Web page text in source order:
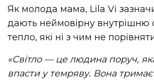
Як молода мама, Lila Vi
дають неймовірну внутрішню
тепло, які ні з чим не
«Світло — це людина поруч,
впасти у темряву. Вона